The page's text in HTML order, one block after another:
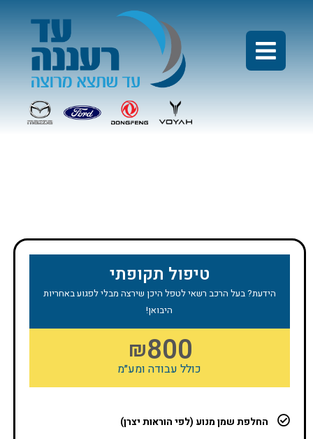
טיפול תקופתי
הידעת? בעל הרכב רשאי לטפל היכן שירצה מבלי לפגוע באחריות
היבואן!
₪800
כולל עבודה ומע״מ
החלפת שמן מנוע (לפי הוראות יצרן)